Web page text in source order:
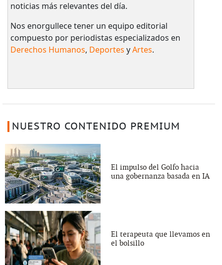
noticias más relevantes del día.
Nos enorgullece tener un equipo editorial
compuesto por periodistas especializados en
Derechos Humanos, Deportes yArtes.
NUESTRO CONTENIDO PREMIUM
El impulso del Golfo hacia
una gobernanza basada en IA
El terapeuta que llevamos en
el bolsillo